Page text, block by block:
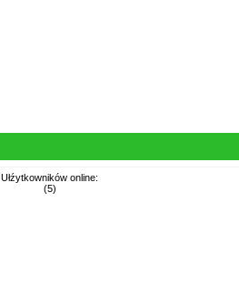
Ułźytkowników online:
(5)